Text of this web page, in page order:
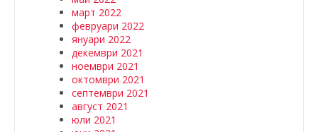
март 2022
февруари 2022
януари 2022
декември 2021
ноември 2021
октомври 2021
септември 2021
август 2021
юли 2021